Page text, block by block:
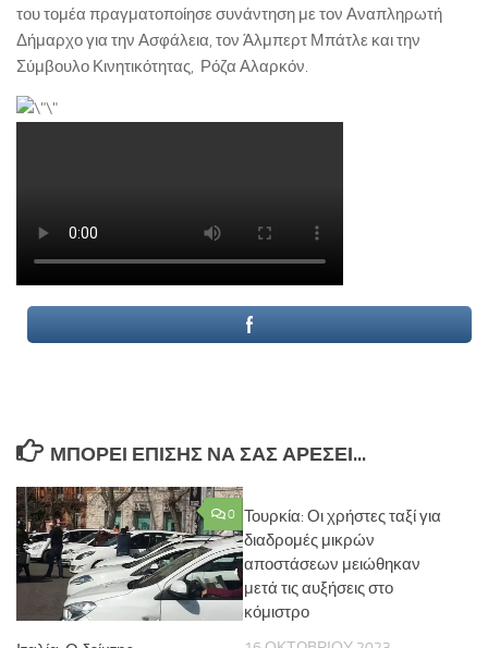
του τομέα πραγματοποίησε συνάντηση με τον Αναπληρωτή
Δήμαρχο για την Ασφάλεια, τον Άλμπερτ Μπάτλε και την
Σύμβουλο Κινητικότητας, Ρόζα Αλαρκόν.
ΜΠΟΡΕΊ ΕΠΊΣΗΣ ΝΑ ΣΑΣ ΑΡΈΣΕΙ...
0 Τουρκία: Οι χρήστες ταξί για
διαδρομές μικρών
αποστάσεων μειώθηκαν
μετά τις αυξήσεις στο
κόμιστρο